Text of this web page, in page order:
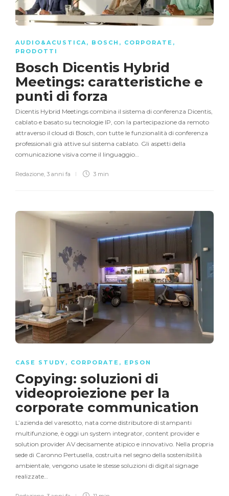
AUDIO&ACUSTICA , BOSCH , CORPORATE ,
PRODOTTI
Bosch Dicentis Hybrid
Meetings: caratteristiche e
punti di forza
Dicentis Hybrid Meetings combina il sistema di conferenza Dicentis,
cablato e basato su tecnologie IP, con la partecipazione da remoto
attraverso il cloud di Bosch, con tutte le funzionalità di conferenza
professionali già attive sul sistema cablato. Gli aspetti della
comunicazione visiva come il linguaggio…
Redazione 3 anni fa 3 min
CASE STUDY , CORPORATE , EPSON
Copying: soluzioni di
videoproiezione per la
corporate communication
L’azienda del varesotto, nata come distributore di stampanti
multifunzione, è oggi un system integrator, content provider e
solution provider AV decisamente atipico e innovativo. Nella propria
sede di Caronno Pertusella, costruita nel segno della sostenibilità
ambientale, vengono usate le stesse soluzioni di digital signage
realizzate…